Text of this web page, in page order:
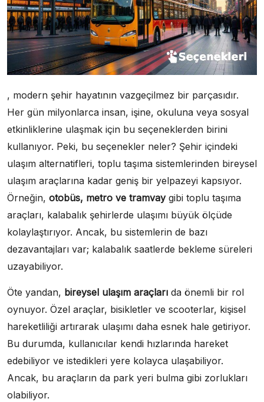
, modern şehir hayatının vazgeçilmez bir parçasıdır.
Her gün milyonlarca insan, işine, okuluna veya sosyal
etkinliklerine ulaşmak için bu seçeneklerden birini
kullanıyor. Peki, bu seçenekler neler? Şehir içindeki
ulaşım alternatifleri, toplu taşıma sistemlerinden bireysel
ulaşım araçlarına kadar geniş bir yelpazeyi kapsıyor.
Örneğin, otobüs, metro ve tramvaygibi toplu taşıma
araçları, kalabalık şehirlerde ulaşımı büyük ölçüde
kolaylaştırıyor. Ancak, bu sistemlerin de bazı
dezavantajları var; kalabalık saatlerde bekleme süreleri
uzayabiliyor.
Öte yandan, bireysel ulaşım araçları da önemli bir rol
oynuyor. Özel araçlar, bisikletler ve scooterlar, kişisel
hareketliliği artırarak ulaşımı daha esnek hale getiriyor.
Bu durumda, kullanıcılar kendi hızlarında hareket
edebiliyor ve istedikleri yere kolayca ulaşabiliyor.
Ancak, bu araçların da park yeri bulma gibi zorlukları
olabiliyor.